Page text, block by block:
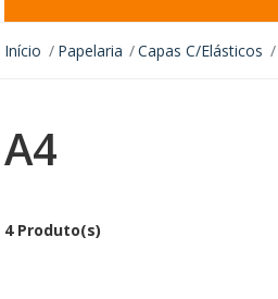
Início Papelaria Capas C/Elásticos
A4
4 Produto(s)